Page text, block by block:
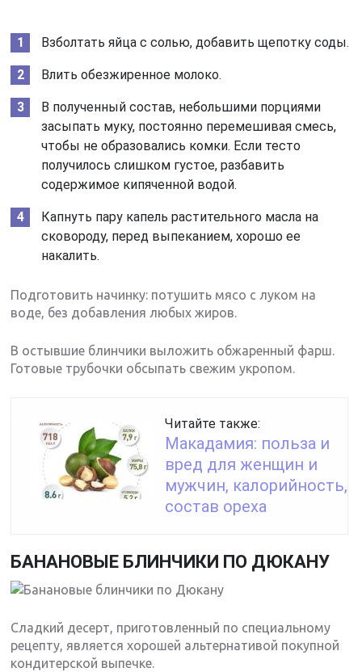
Взболтать яйца с солью, добавить щепотку соды.
Влить обезжиренное молоко.
В полученный состав, небольшими порциями
засыпать муку, постоянно перемешивая смесь,
чтобы не образовались комки. Если тесто
получилось слишком густое, разбавить
содержимое кипяченной водой.
Капнуть пару капель растительного масла на
сковороду, перед выпеканием, хорошо ее
накалить.
Подготовить начинку: потушить мясо с луком на
воде, без добавления любых жиров.
В остывшие блинчики выложить обжаренный фарш.
Готовые трубочки обсыпать свежим укропом.
Читайте также:
Макадамия: польза и
вред для женщин и
мужчин, калорийность,
состав ореха
БАНАНОВЫЕ БЛИНЧИКИ ПО ДЮКАНУ
Сладкий десерт, приготовленный по специальному
рецепту, является хорошей альтернативой покупной
кондитерской выпечке.